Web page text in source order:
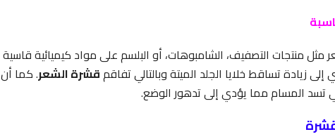
مثل منتجات التصفيف، الشامبوهات، أو البلسم على مواد كيميائية قاسية
زيادة تساقط خلايا الجلد الميتة وبالتالي تفاقمقشرة الشعر. كما أن
تسد المسام مما يؤدي إلى تدهور الوضع.